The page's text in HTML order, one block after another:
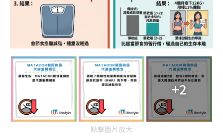
+2
點擊圖片放大